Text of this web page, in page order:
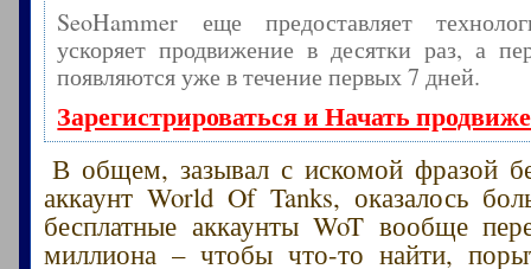
SeoHammer еще предоставляет
ускоряет продвижение в десятки раз, а
появляются уже в течение первых 7 дней.
Зарегистрироваться и Начать
В общем, зазывал с искомой фразой
аккаунт World Of Tanks, оказалось
бесплатные аккаунты WoT вообще
миллиона – чтобы что-то найти,